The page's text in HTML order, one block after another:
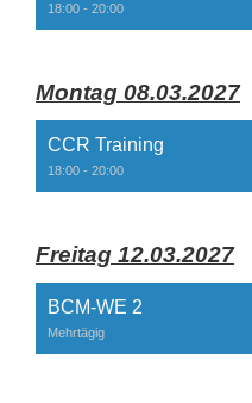
18:00 - 20:00
Montag 08.03.2027
CCR Training
18:00 - 20:00
Freitag 12.03.2027
BCM-WE 2
Mehrtägig